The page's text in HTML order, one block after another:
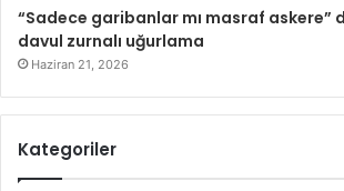
“Sadece garibanlar mı masraf askere”
davul zurnalı uğurlama
Haziran 21, 2026
Kategoriler